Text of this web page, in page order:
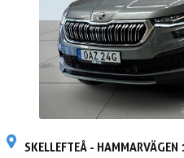
SKELLEFTEÅ - HAMMARVÄGEN